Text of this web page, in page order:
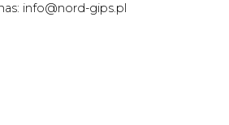
info@nord-gips.pl